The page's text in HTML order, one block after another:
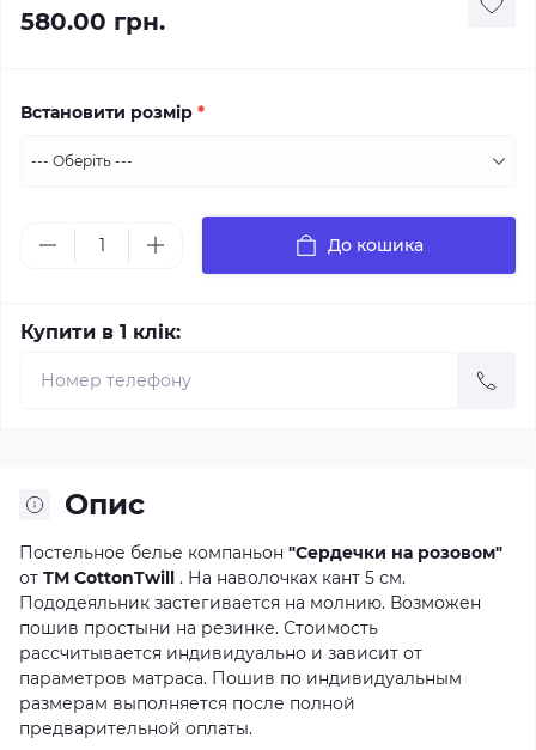
580.00 грн.
Встановити розмір *
До кошика
Купити в 1 клік:
Опис
Постельное белье компаньон "Сердечки на розовом"
от ТМ CottonTwill . На наволочках кант 5 см.
Пододеяльник застегивается на молнию. Возможен
пошив простыни на резинке. Стоимость
рассчитывается индивидуально и зависит от
параметров матраса. Пошив по индивидуальным
размерам выполняется после полной
предварительной оплаты.